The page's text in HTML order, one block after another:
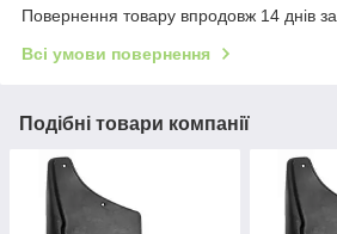
Повернення товару впродовж 14 днів
Всі умови повернення
Подібні товари компанії